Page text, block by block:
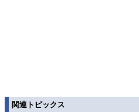
関連トピックス